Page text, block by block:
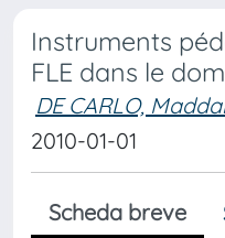
Instruments
FLE dans le
DE CARLO,
2010-01-01
Scheda breve